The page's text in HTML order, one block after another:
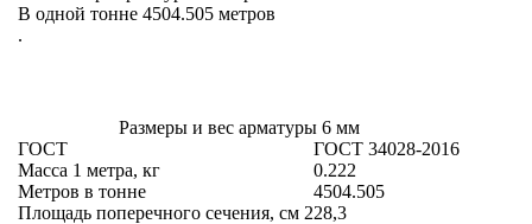
В одной тонне 4504.505 метров
.
Размеры и вес арматуры 6 мм
ГОСТ
ГОСТ 34028-2016
Масса 1 метра, кг
0.222
Метров в тонне
4504.505
Площадь поперечного сечения, см 228,3